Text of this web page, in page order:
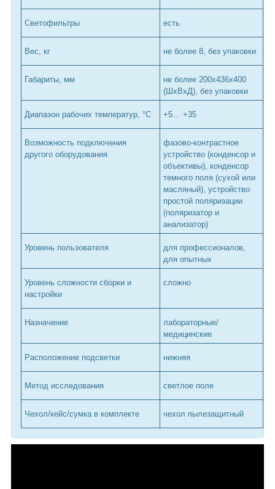
Светофильтры есть
Вес, кг не более 8, без упаковки
Габариты, мм
не более 200x436x400
(ШхВхД), без упаковки
Диапазон рабочих температур, °С +5… +35
Возможность подключения
другого оборудования
фазово-контрастное
устройство (конденсор и
объективы), конденсор
темного поля (сухой или
масляный), устройство
простой поляризации
(поляризатор и
анализатор)
Уровень пользователя
для профессионалов,
для опытных
Уровень сложности сборки и
настройки
сложно
Назначение
лабораторные/
медицинские
Расположение подсветки нижняя
Метод исследования светлое поле
Чехол/кейс/сумка в комплекте чехол пылезащитный